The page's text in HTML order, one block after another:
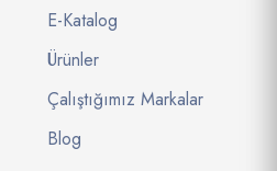
E-Katalog
Ürünler
Çalıştığımız Markalar
Blog